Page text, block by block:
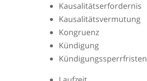
Kausalitätserfordernis
Kausalitätsvermutung
Kongruenz
Kündigung
Kündigungssperrfristen